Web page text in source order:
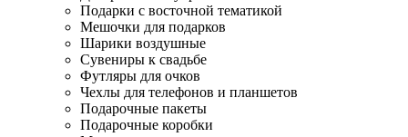
Подарки с восточной тематикой
Мешочки для подарков
Шарики воздушные
Сувениры к свадьбе
Футляры для очков
Чехлы для телефонов и планшетов
Подарочные пакеты
Подарочные коробки